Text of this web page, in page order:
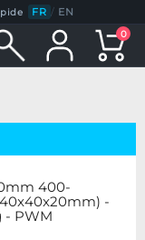
FR / EN
0
400-
-
- PWM